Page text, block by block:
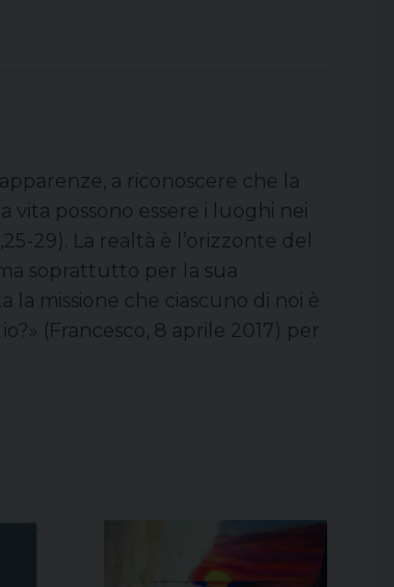
a riconoscere che la
vita possono essere i luoghi nei
29). La realtà è l’orizzonte del
soprattutto per la sua
la missione che ciascuno di noi è
(Francesco, 8 aprile 2017) per